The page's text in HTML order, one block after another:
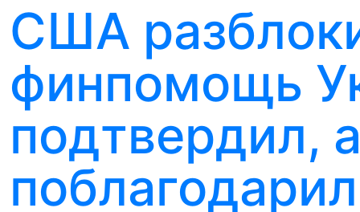
США
финпомощь
подтвердил,
поблагодарил